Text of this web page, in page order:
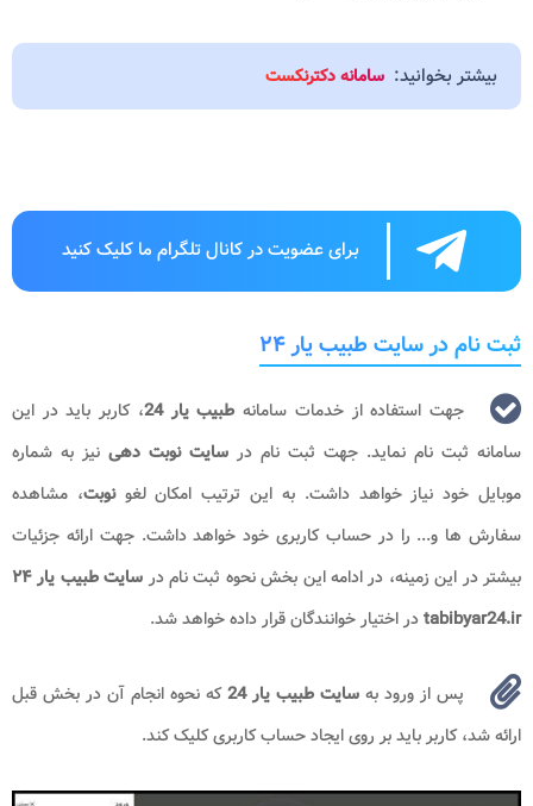
بیشتر بخوانید: سامانه دکترنکست
برای عضویت در کانال تلگرام ما کلیک کنید
ثبت نام در سایت طبیب یار ۲۴
جهت استفاده از خدمات سامانه طبیب یار 24
، کاربر باید در این
سامانه ثبت نام نماید. جهت ثبت نام در سایت نوبت دهی نیز به شماره
موبایل خود نیاز خواهد داشت. به این ترتیب امکان لغونوبت، مشاهده
سفارش ها و... را در حساب کاربری خود خواهد داشت. جهت ارائه جزئیات
بیشتر در این زمینه، در ادامه این بخش نحوه ثبت نام در
سایت طبیب یار ۲۴
tabibyar24.irدر اختیار خوانندگان قرار داده خواهد شد.
پس از ورود به سایت طبیب یار 24
که نحوه انجام آن در بخش قبل
ارائه شد، کاربر باید بر روی ایجاد حساب کاربری کلیک کند.